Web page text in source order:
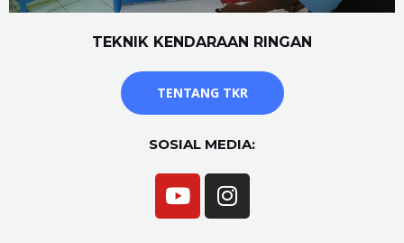
TEKNIK KENDARAAN RINGAN
TENTANG TKR
SOSIAL MEDIA: